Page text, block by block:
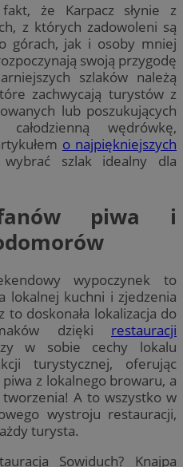
że Karpacz słynie z
z których zadowoleni są
górach, jak i osoby mniej
swoją przygodę
szlaków należą
zachwycają turystów z
lub poszukujących
wędrówkę,
o najpiękniejszych
szlak idealny dla
piwa i
wypoczynek to
lokalnej kuchni i zjedzenia
to doskonała lokalizacja do
dzięki restauracji
w sobie cechy lokalu
turystycznej, oferując
z lokalnego browaru, a
A to wszystko w
wystroju restauracji,
turysta.
Sowiduch? Knajpa